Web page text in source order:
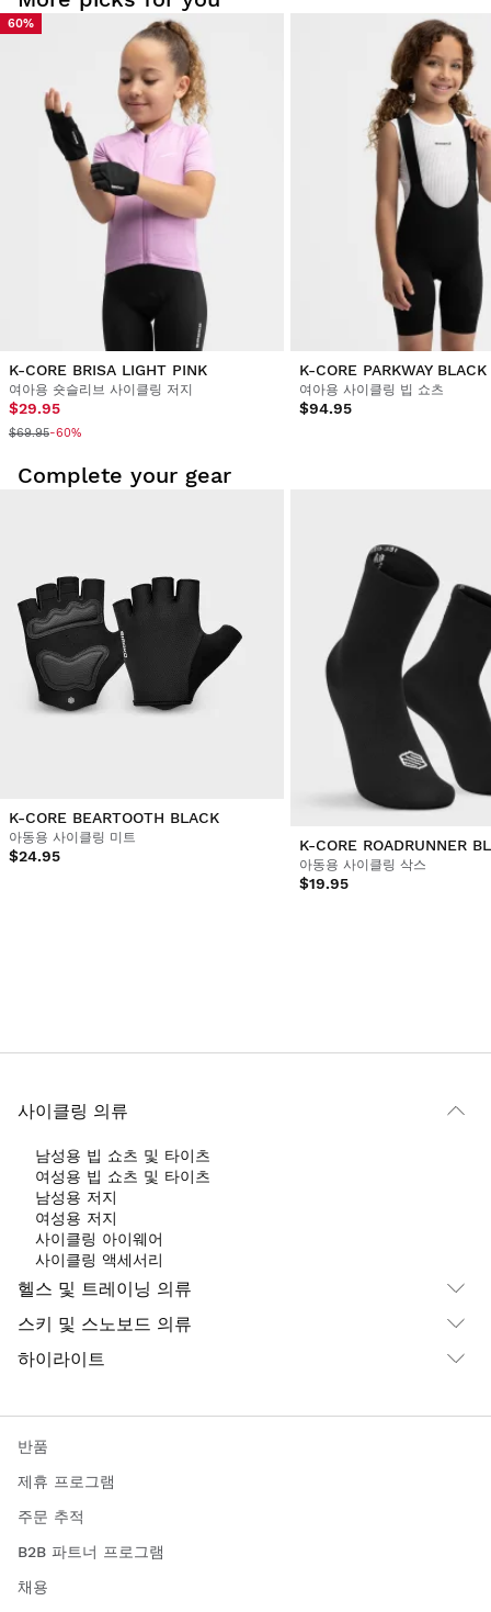
60%
K-CORE BRISA LIGHT PINK
여아용 숏슬리브 사이클링 저지
$29.95
$69.95-60%
K-CORE PARKWAY BLACK
여아용 사이클링 빕 쇼츠
$94.95
Complete your gear
K-CORE BEARTOOTH BLACK
아동용 사이클링 미트
$24.95
K-CORE ROADRUNNER
아동용 사이클링 삭스
$19.95
사이클링 의류
남성용 빕 쇼츠 및 타이츠
여성용 빕 쇼츠 및 타이츠
남성용 저지
여성용 저지
사이클링 아이웨어
사이클링 액세서리
헬스 및 트레이닝 의류
스키 및 스노보드 의류
하이라이트
반품
제휴 프로그램
주문 추적
B2B 파트너 프로그램
채용